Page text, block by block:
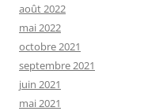
août 2022
mai 2022
octobre 2021
septembre 2021
juin 2021
mai 2021